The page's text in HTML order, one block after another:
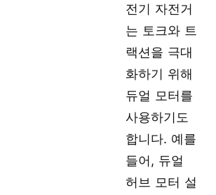
전기 자전거
는 토크와 트
랙션을 극대
화하기 위해
듀얼 모터를
사용하기도
합니다. 예를
들어, 듀얼
허브 모터 설